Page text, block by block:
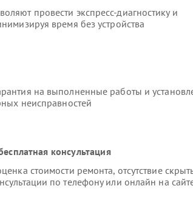
провести экспресс-диагностику и
время без устройства
на выполненные работы и
неисправностей
консультация
стоимости ремонта, отсутствие
по телефону или онлайн на